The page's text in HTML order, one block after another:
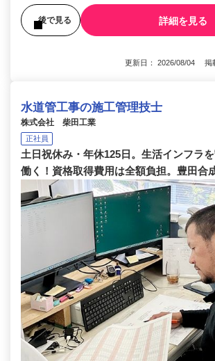
後で見る 詳細を見る
更新日： 2026/08/04 掲
水道管工事の施工管理技士
株式会社 柴田工業
正社員
土日祝休み・年休125日。生活インフラ
働く！資格取得費用は全額負担。豊田合